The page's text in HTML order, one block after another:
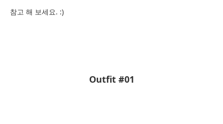
참고 해 보세요. :)
Outfit #01